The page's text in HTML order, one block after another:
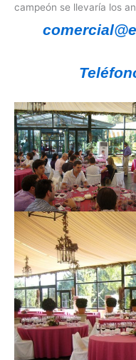
campeón se llevaría los